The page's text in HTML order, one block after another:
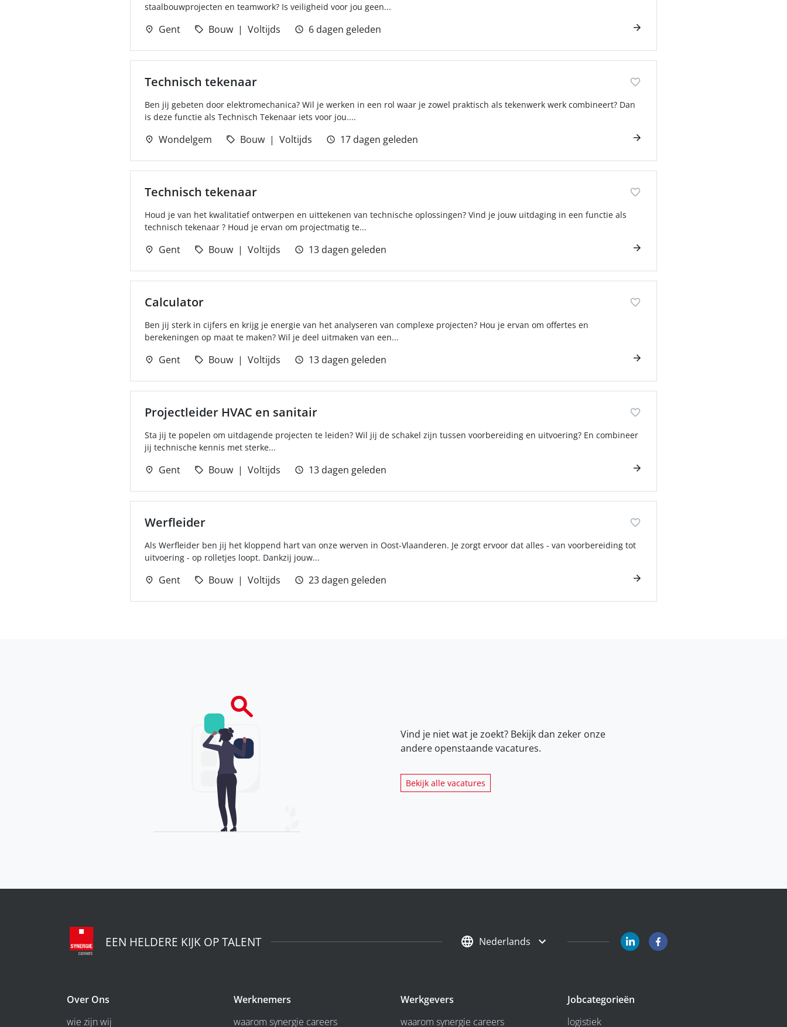
staalbouwprojecten en teamwork? Is veiligheid voor jou geen...
Gent Bouw Voltijds 6 dagen geleden
Technisch tekenaar
Ben jij gebeten door elektromechanica? Wil je werken in een rol waar je zowel praktisch als tekenwerk werk combineert? Dan
is deze functie als Technisch Tekenaar iets voor jou....
Wondelgem Bouw Voltijds 17 dagen geleden
Technisch tekenaar
Houd je van het kwalitatief ontwerpen en uittekenen van technische oplossingen? Vind je jouw uitdaging in een functie als
technisch tekenaar ? Houd je ervan om projectmatig te...
Gent Bouw Voltijds 13 dagen geleden
Calculator
Ben jij sterk in cijfers en krijg je energie van het analyseren van complexe projecten? Hou je ervan om offertes en
berekeningen op maat te maken? Wil je deel uitmaken van een...
Gent Bouw Voltijds 13 dagen geleden
Projectleider HVAC en sanitair
Sta jij te popelen om uitdagende projecten te leiden? Wil jij de schakel zijn tussen voorbereiding en uitvoering? En combineer
jij technische kennis met sterke...
Gent Bouw Voltijds 13 dagen geleden
Werfleider
Als Werfleider ben jij het kloppend hart van onze werven in Oost-Vlaanderen. Je zorgt ervoor dat alles - van voorbereiding tot
uitvoering - op rolletjes loopt. Dankzij jouw...
Gent Bouw Voltijds 23 dagen geleden
Vind je niet wat je zoekt? Bekijk dan zeker onze
andere openstaande vacatures.
Bekijk alle vacatures
EEN HELDERE KIJK OP TALENT Nederlands
Over Ons
wie zijn wij
Werknemers
waarom synergie careers
Werkgevers
waarom synergie careers
Jobcategorieën
logistiek